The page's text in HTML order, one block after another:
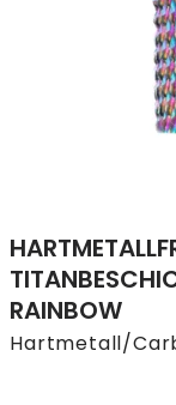
Hartmetall/
RAINBOW